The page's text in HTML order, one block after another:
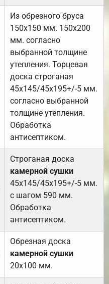
Из обрезного бруса
150х150 мм. 150х200
мм. согласно
выбранной толщине
утепления. Торцевая
доска строганая
45х145/45х195+/-5 мм.
согласно выбранной
толщине утепления.
Обработка
антисептиком.
Строганая доска
камерной сушки
45х145/45х195+/-5 мм.
с шагом 590 мм.
Обработка
антисептиком.
Обрезная доска
камерной сушки
20х100 мм.